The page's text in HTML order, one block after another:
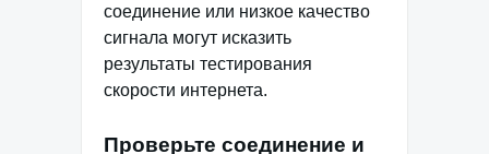
соединение или низкое качество
сигнала могут исказить
результаты тестирования
скорости интернета.
Проверьте соединение и